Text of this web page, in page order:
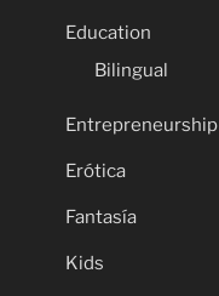
Education
Bilingual
Entrepreneurship
Erótica
Fantasía
Kids